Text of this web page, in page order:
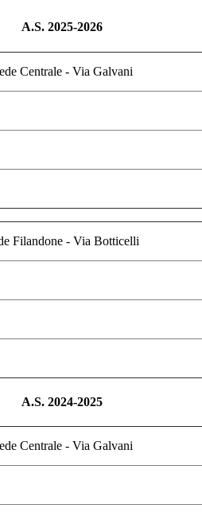
A.S. 2025-2026
Centrale - Via Galvani
Filandone - Via Botticelli
A.S. 2024-2025
Centrale - Via Galvani